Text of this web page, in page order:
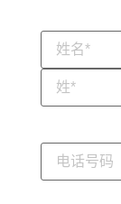
姓名
（必
填）
您
电